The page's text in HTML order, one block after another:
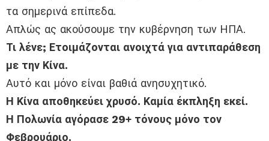
τα σημερινά επίπεδα.
Απλώς ας ακούσουμε την κυβέρνηση των ΗΠΑ.
Τι λένε; Ετοιμάζονται ανοιχτά για αντιπαράθεση
με την Κίνα.
Αυτό και μόνο είναι βαθιά ανησυχητικό.
Η Κίνα αποθηκεύει χρυσό. Καμία έκπληξη εκεί.
Η Πολωνία αγόρασε 29+ τόνους μόνο τον
Φεβρουάριο.